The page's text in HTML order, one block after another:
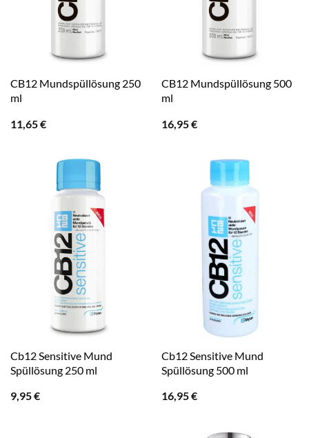
CB12 Mundspüllösung 250
ml
11,65€
CB12 Mundspüllösung 500
ml
16,95€
Cb12 Sensitive Mund
Spüllösung 250 ml
9,95€
Cb12 Sensitive Mund
Spüllösung 500 ml
16,95€